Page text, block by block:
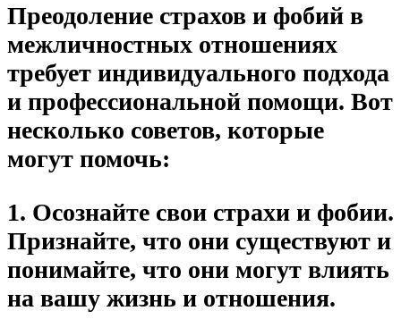
Преодоление страхов и фобий в
межличностных отношениях
требует индивидуального подхода
и профессиональной помощи. Вот
несколько советов, которые
могут помочь:
1. Осознайте свои страхи и фобии.
Признайте, что они существуют и
понимайте, что они могут влиять
на вашу жизнь и отношения.